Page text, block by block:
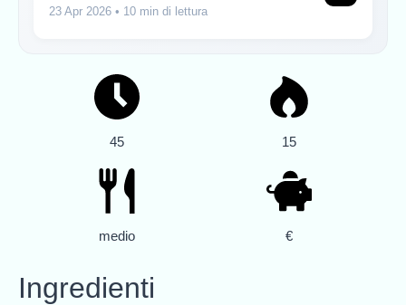
23 Apr 2026 • 10 min di lettura
45 15
medio €
Ingredienti